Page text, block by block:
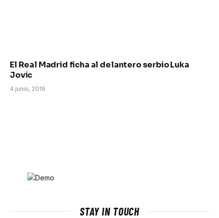
El Real Madrid ficha al delantero serbio Luka
Jovic
4 junio, 2019
STAY IN TOUCH